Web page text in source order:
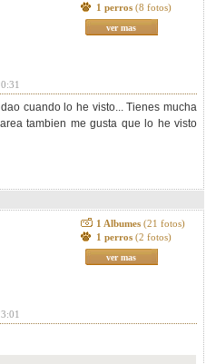
1 perros (8 fotos)
ver mas
cuando lo he visto... Tienes mucha
tambien me gusta que lo he visto
1 Albumes (21 fotos)
1 perros (2 fotos)
ver mas